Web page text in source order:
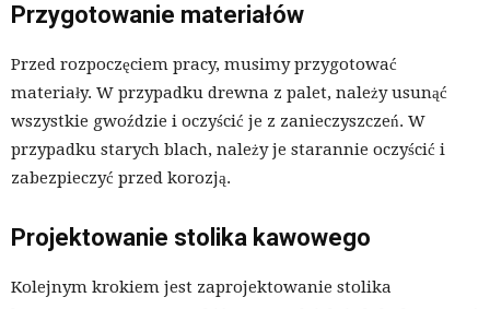
Przygotowanie materiałów
Przed rozpoczęciem pracy, musimy przygotować
materiały. W przypadku drewna z palet, należy usunąć
wszystkie gwoździe i oczyścić je z zanieczyszczeń. W
przypadku starych blach, należy je starannie oczyścić i
zabezpieczyć przed korozją.
Projektowanie stolika kawowego
Kolejnym krokiem jest zaprojektowanie stolika